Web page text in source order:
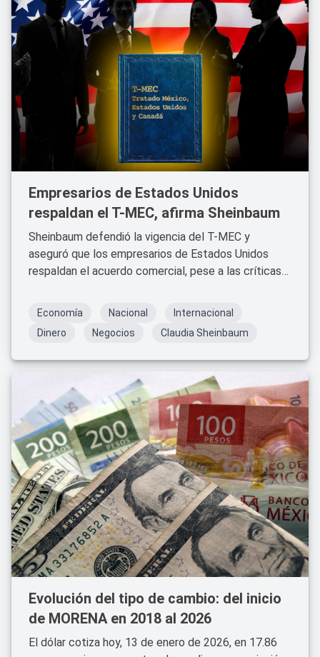
Empresarios de Estados Unidos
respaldan el T-MEC, afirma Sheinbaum
Sheinbaum defendió la vigencia del T-MEC y
aseguró que los empresarios de Estados Unidos
respaldan el acuerdo comercial, pese a las críticas
Economía Nacional
Internacional
Dinero
Negocios Claudia Sheinbaum
Evolución del tipo de cambio: del inicio
de MORENA en 2018 al 2026
El dólar cotiza hoy, 13 de enero de 2026, en 17.86